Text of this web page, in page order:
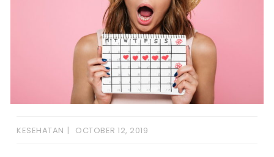
KESEHATAN OCTOBER 12, 2019